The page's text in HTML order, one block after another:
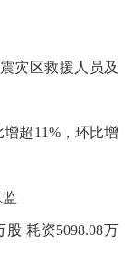
灾区救援人员及
超11%，环比增
股 耗资5098.08万